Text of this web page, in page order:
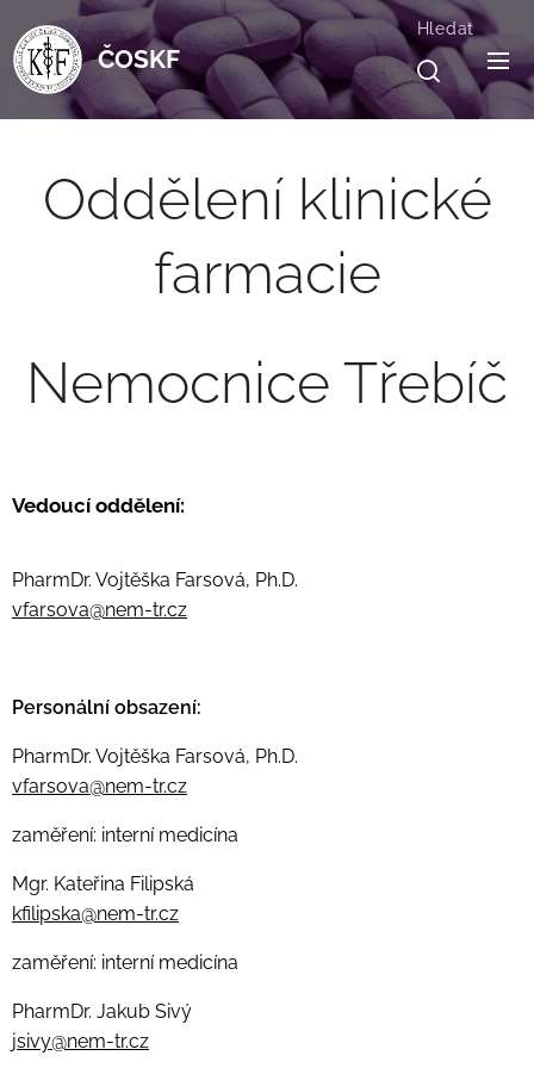
ČOSKF
Hledat
Oddělení klinické
farmacie
Nemocnice Třebíč
Vedoucí oddělení:
PharmDr. Vojtěška Farsová, Ph.D.
vfarsova@nem-tr.cz
Personální obsazení:
PharmDr. Vojtěška Farsová, Ph.D.
vfarsova@nem-tr.cz
zaměření: interní medicína
Mgr. Kateřina Filipská
kfilipska@nem-tr.cz
zaměření: interní medicína
PharmDr. Jakub Sivý
jsivy@nem-tr.cz